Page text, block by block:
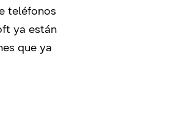
teléfonos
ya están
que ya